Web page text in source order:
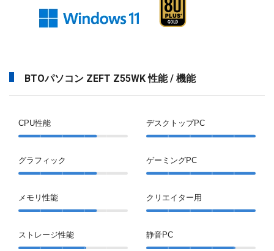
BTOパソコン ZEFT Z55WK 性能 / 機能
CPU性能
グラフィック
メモリ性能
ストレージ性能
デスクトップPC
ゲーミングPC
クリエイター用
静音PC